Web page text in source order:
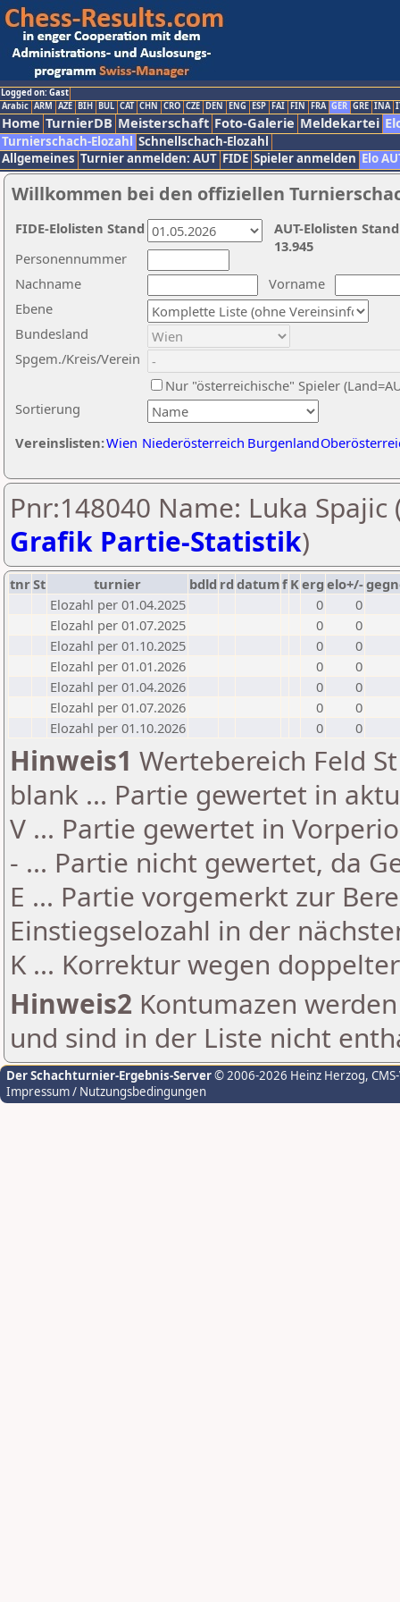
Logged on: Gast
Arabic ARM AZE BIH BUL CAT CHN CRO CZE DEN ENG ESP FAI FIN FRA GER GRE INA
Home TurnierDB Meisterschaft Foto-Galerie Meldekartei
Turnierschach-Elozahl Schnellschach-Elozahl
Allgemeines Turnier anmelden: AUT FIDE Spieler anmelden Elo
Willkommen bei den offiziellen
Nachname
Vorname
Ebene
Sortierung
Personennummer
Bundesland
Spgem./Kreis/Verein
Nur "österreichische" Spieler
Vereinslisten:Wien Niederösterreich Burgenland
AUT-Elolisten
13.945
FIDE-Elolisten Stand
Pnr:148040 Name: Luka Spajic
Grafik Partie-Statistik)
tnrSt turnier bdld rd datumf Kerg elo+/-
Elozahl per 01.04.2025
0
0
Elozahl per 01.07.2025
0
0
Elozahl per 01.10.2025
0
0
Elozahl per 01.01.2026
0
0
Elozahl per 01.04.2026
0
0
Elozahl per 01.07.2026
0
0
Elozahl per 01.10.2026
0 0
Hinweis1 Wertebereich Feld
blank ... Partie gewertet in
V ... Partie gewertet in
- ... Partie nicht gewertet, da
E ... Partie vorgemerkt zur
Einstiegselozahl in der
K ... Korrektur wegen
Hinweis2 Kontumazen
und sind in der Liste nicht
Der Schachturnier-Ergebnis-Server© 2006-2026 Heinz Herzog,
Impressum / Nutzungsbedingungen